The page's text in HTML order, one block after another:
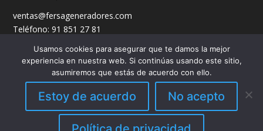
ventas@fersageneradores.com
Teléfono: 91 851 27 81
Diseñado porElegant Themes| Desarrollado por
Usamos cookies para asegurar que te damos la mejor
experiencia en nuestra web. Si continúas usando este sitio,
asumiremos que estás de acuerdo con ello.
Estoy de acuerdo No acepto